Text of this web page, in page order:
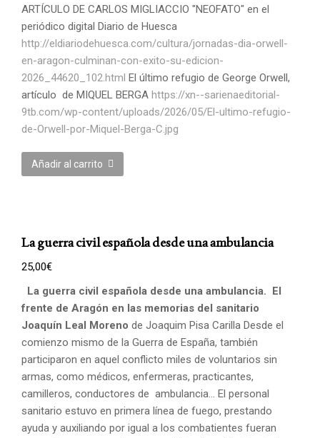
ARTÍCULO DE CARLOS MIGLIACCIO "NEOFATO" en el
periódico digital Diario de Huesca
http://eldiariodehuesca.com/cultura/jornadas-dia-orwell-
en-aragon-culminan-con-exito-su-edicion-
2026_44620_102.html El último refugio de George Orwell,
artículo de MIQUEL BERGA https://xn--sarienaeditorial-
9tb.com/wp-content/uploads/2026/05/El-ultimo-refugio-
de-Orwell-por-Miquel-Berga-C.jpg
Añadir al carrito
La guerra civil española desde una ambulancia
25,00€
La guerra civil española desde una ambulancia. El
frente de Aragón en las memorias del sanitario
Joaquín Leal Moreno de Joaquim Pisa Carilla Desde el
comienzo mismo de la Guerra de España, también
participaron en aquel conflicto miles de voluntarios sin
armas, como médicos, enfermeras, practicantes,
camilleros, conductores de ambulancia… El personal
sanitario estuvo en primera línea de fuego, prestando
ayuda y auxiliando por igual a los combatientes fueran